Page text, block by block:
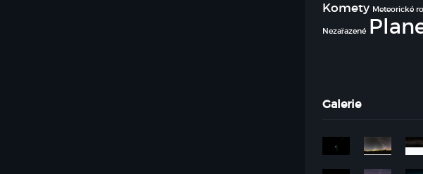
Komety Meteorické
Nezařazené
Galerie